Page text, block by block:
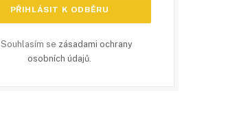
Souhlasím se zásadami ochrany
osobních údajů.